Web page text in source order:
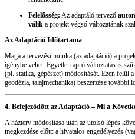
Felelősség: Az adaptáló tervező
válik a projekt végső változatának
Az Adaptáció Időtartama
Maga a tervezési munka (az adaptáció) a
igénybe vehet. Egyetlen apró változtatás is
(pl. statika, gépészet) módosítását. Ezen felül
geodézia, talajmechanika) beszerzése további
4. Befejeződött az Adaptáció – Mi a
A házterv módosítása után az utolsó lépés
megkezdése előtt: a hivatalos engedélyezés